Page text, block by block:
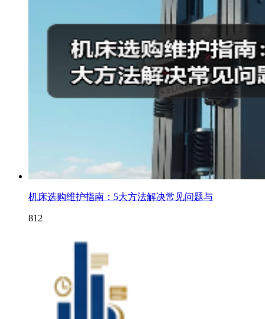
机床选购维护指南：5大方法解决常见问题与
812